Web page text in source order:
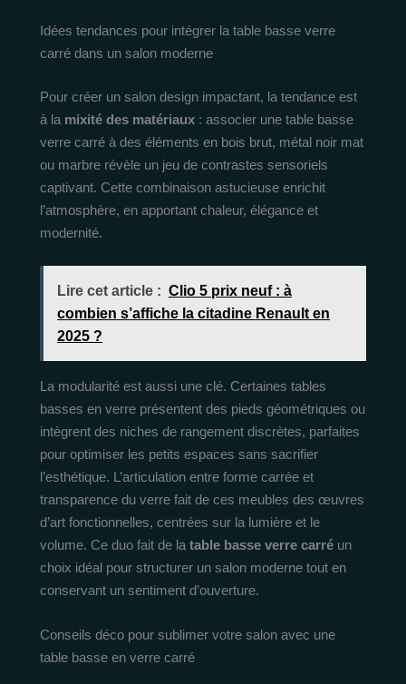
Idées tendances pour intégrer la table basse verre
carré dans un salon moderne
Pour créer un salon design impactant, la tendance est
à la mixité des matériaux : associer une table basse
verre carré à des éléments en bois brut, métal noir mat
ou marbre révèle un jeu de contrastes sensoriels
captivant. Cette combinaison astucieuse enrichit
l’atmosphère, en apportant chaleur, élégance et
modernité.
Lire cet article : Clio 5 prix neuf : à
combien s’affiche la citadine Renault en
2025 ?
La modularité est aussi une clé. Certaines tables
basses en verre présentent des pieds géométriques ou
intègrent des niches de rangement discrètes, parfaites
pour optimiser les petits espaces sans sacrifier
l’esthétique. L’articulation entre forme carrée et
transparence du verre fait de ces meubles des œuvres
d’art fonctionnelles, centrées sur la lumière et le
volume. Ce duo fait de la table basse verre carré un
choix idéal pour structurer un salon moderne tout en
conservant un sentiment d’ouverture.
Conseils déco pour sublimer votre salon avec une
table basse en verre carré